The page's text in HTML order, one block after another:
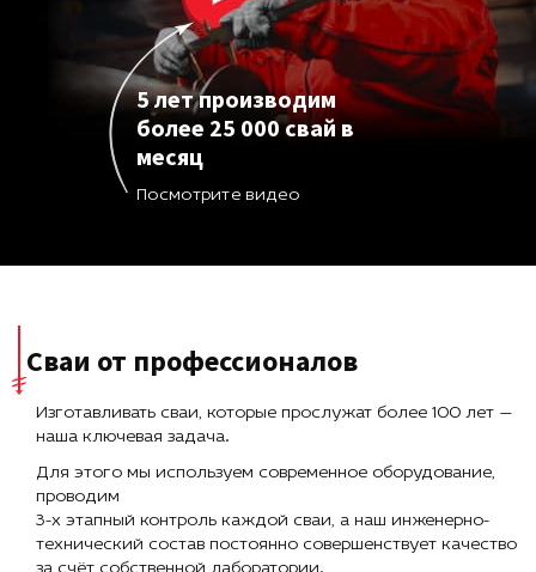
5 лет производим
более 25 000 свай в
месяц
Посмотрите видео
Сваи от профессионалов
Изготавливать сваи, которые прослужат более 100 лет —
наша ключевая задача.
Для этого мы используем современное оборудование,
проводим
3-х этапный контроль каждой сваи, а наш инженерно-
технический состав постоянно совершенствует качество